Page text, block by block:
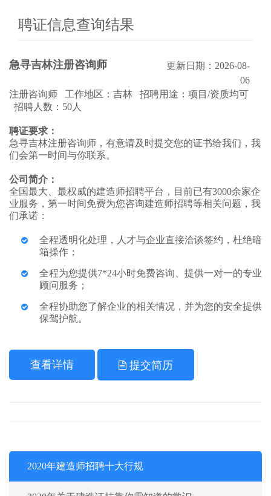
聘证信息查询结果
急寻吉林注册咨询师
更新日期：2026-08-
06
注册咨询师 工作地区：吉林 招聘用途：项目/资质均可
招聘人数：50人
聘证要求：
急寻吉林注册咨询师，有意请及时提交您的证书给我们，我
们会第一时间与你联系。
公司简介：
全国最大、最权威的建造师招聘平台，目前已有3000余家企
业服务，第一时间免费为您咨询建造师招聘等相关问题，我
们承诺：
全程透明化处理，人才与企业直接洽谈签约，杜绝暗
箱操作；
全程为您提供7*24小时免费咨询、提供一对一的专业
顾问服务；
全程协助您了解企业的相关情况，并为您的安全提供
保驾护航。
查看详情 提交简历
2020年建造师招聘十大行规